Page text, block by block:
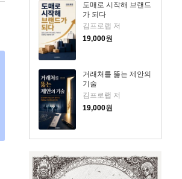
도매로 시작해 브랜드
가 되다
김프로랩 저
19,000원
거래처를 뚫는 제안의
기술
김프로랩 저
19,000원